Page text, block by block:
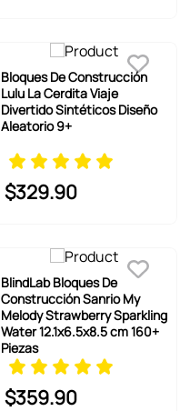
Bloques De Construcción
Lulu La Cerdita Viaje
Divertido Sintéticos Diseño
Aleatorio 9+
$329.90
BlindLab Bloques De
Construcción Sanrio My
Melody Strawberry Sparkling
Water 12.1x6.5x8.5 cm 160+
Piezas
$359.90